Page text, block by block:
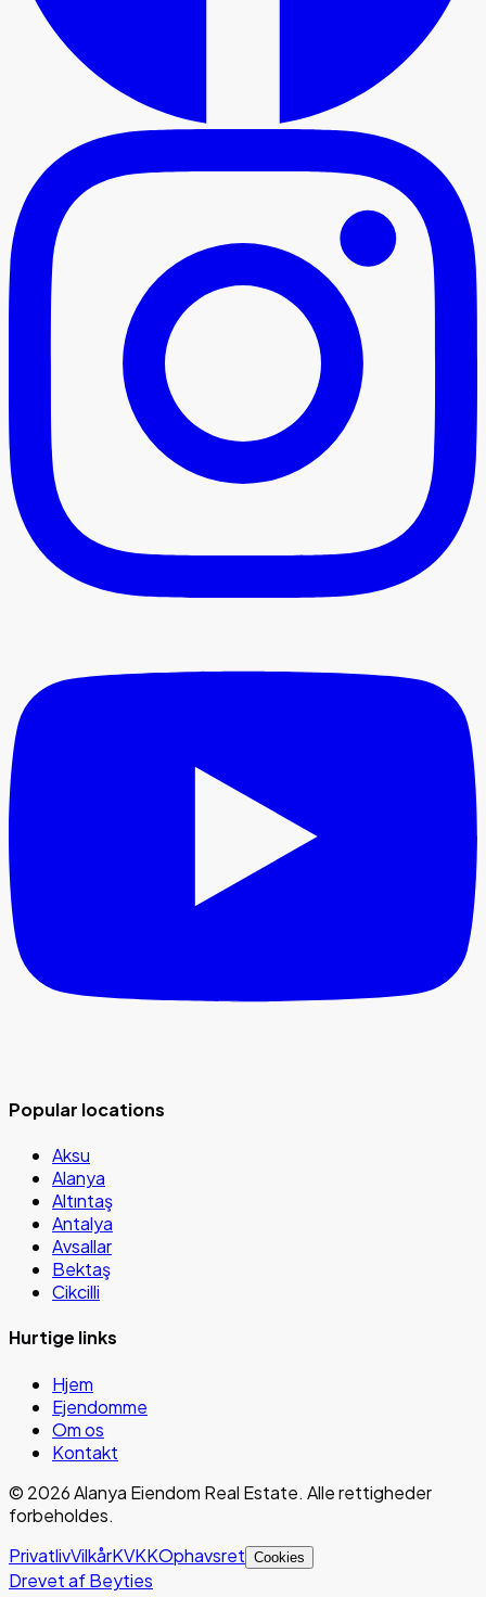
Popular locations
Aksu
Alanya
Altıntaş
Antalya
Avsallar
Bektaş
Cikcilli
Hurtige links
Hjem
Ejendomme
Om os
Kontakt
© 2026Alanya Eiendom Real Estate. Alle rettigheder
forbeholdes.
PrivatlivVilkårKVKKOphavsret Cookies
Drevet af Beyties